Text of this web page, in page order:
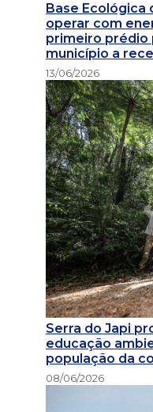
Base Ecológica
operar com
primeiro prédio
município a
13/06/2026
Serra do Japi
educação
população da
08/06/2026